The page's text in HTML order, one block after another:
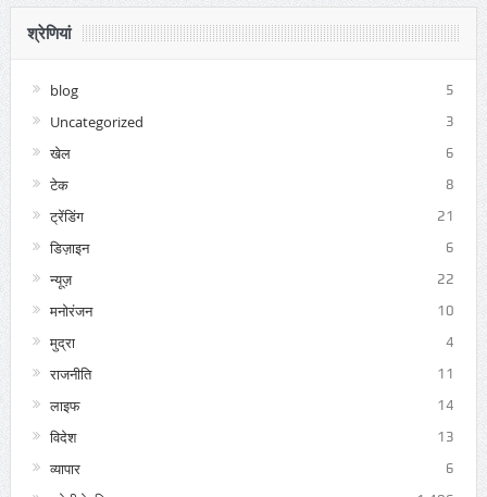
श्रेणियां
blog 5
Uncategorized 3
खेल 6
टेक 8
ट्रेंडिंग 21
डिज़ाइन 6
न्यूज़ 22
मनोरंजन 10
मुद्रा 4
राजनीति 11
लाइफ 14
विदेश 13
व्यापार 6